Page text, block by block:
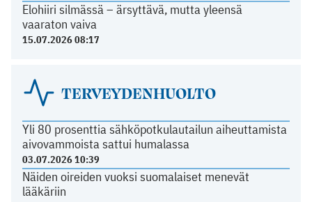
Elohiiri silmässä – ärsyttävä, mutta yleensä
vaaraton vaiva
15.07.2026 08:17
TERVEYDENHUOLTO
Yli 80 prosenttia sähköpotkulautailun aiheuttamista
aivovammoista sattui humalassa
03.07.2026 10:39
Näiden oireiden vuoksi suomalaiset menevät
lääkäriin